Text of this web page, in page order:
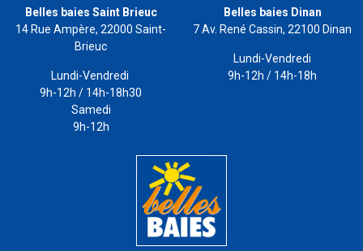
Belles baies Saint Brieuc
14 Rue Ampère, 22000 Saint-
Brieuc
Lundi-Vendredi
9h-12h / 14h-18h30
Samedi
9h-12h
Belles baies Dinan
7 Av. René Cassin, 22100 Dinan
Lundi-Vendredi
9h-12h / 14h-18h